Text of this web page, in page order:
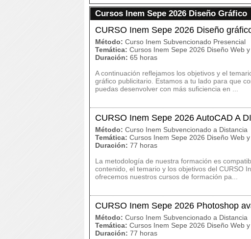
Cursos Inem Sepe 2026 Diseño Gráfico
CURSO Inem Sepe 2026 Diseño
Método: Curso Inem Subvencionado Presencial
Temática: Cursos Inem Sepe 2026 Diseño Web
Duración: 65 horas
A continuación reflejamos los objetivos y el
gráfico publicitario. Estamos a tu lado para que
puedas desenvolver con más suficiencia en ...
CURSO Inem Sepe 2026 AutoCAD A
Método: Curso Inem Subvencionado a Distancia
Temática: Cursos Inem Sepe 2026 Diseño Web
Duración: 77 horas
La metodología de nuestra formación es
contenido, el temario y los objetivos del CURSO
ofrecemos nuestros cursos de formación pa...
CURSO Inem Sepe 2026 Photoshop
Método: Curso Inem Subvencionado a Distancia
Temática: Cursos Inem Sepe 2026 Diseño Web
Duración: 77 horas